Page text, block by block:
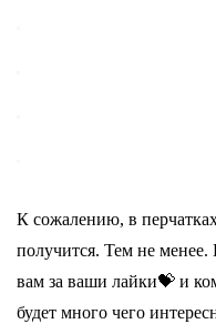
К сожалению, в
получится. Тем не
вам за ваши лайки💝 и
будет много чего